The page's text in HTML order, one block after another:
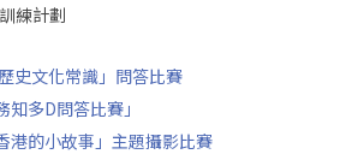
練計劃
史文化常識」問答比賽
知多D問答比賽」
港的小故事」主題攝影比賽